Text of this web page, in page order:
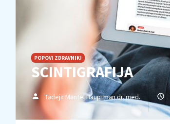
POPOVI ZDRAVNIKI
SCINTIGRAFIJA
Tadeja Mantel Hauptman dr. med.